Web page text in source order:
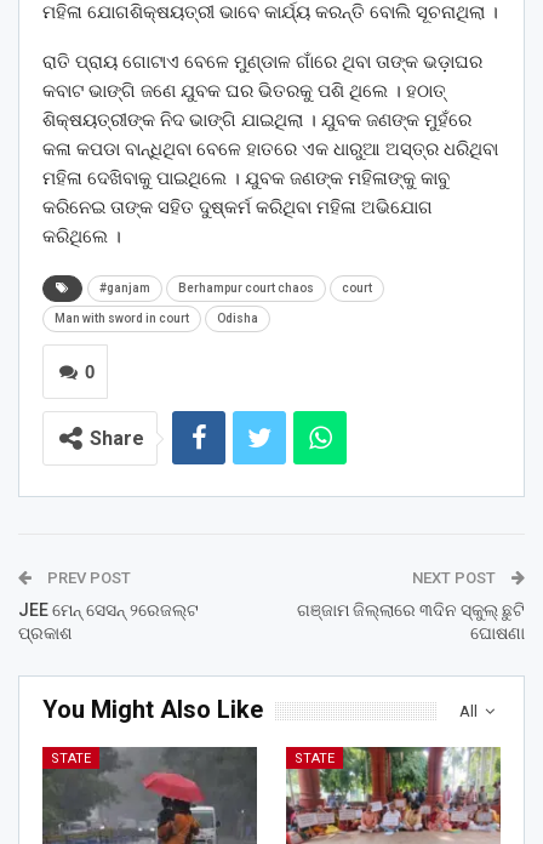
ମହିଳା ଯୋଗଶିକ୍ଷୟତ୍ରୀ ଭାବେ କାର୍ଯ୍ୟ କରନ୍ତି ବୋଲି ସୂଚନାଥିଲା ।
ରାତି ପ୍ରାୟ ଗୋଟାଏ ବେଳେ ମୁଣ୍ଡାଳ ଗାଁରେ ଥିବା ତାଙ୍କ ଭଡ଼ାଘର
କବାଟ ଭାଙ୍ଗି ଜଣେ ଯୁବକ ଘର ଭିତରକୁ ପଶି ଥିଲେ । ହଠାତ୍
ଶିକ୍ଷୟତ୍ରୀଙ୍କ ନିଦ ଭାଙ୍ଗି ଯାଇଥିଲା । ଯୁବକ ଜଣଙ୍କ ମୁହଁରେ
କଳା କପଡା ବାନ୍ଧିଥିବା ବେଳେ ହାତରେ ଏକ ଧାରୁଆ ଅସ୍ତ୍ର ଧରିଥିବା
ମହିଳା ଦେଖିବାକୁ ପାଇଥିଲେ । ଯୁବକ ଜଣଙ୍କ ମହିଳାଙ୍କୁ କାବୁ
କରିନେଇ ତାଙ୍କ ସହିତ ଦୁଷ୍କର୍ମ କରିଥିବା ମହିଳା ଅଭିଯୋଗ
କରିଥିଲେ ।
#ganjam Berhampur court chaos court
Man with sword in court Odisha
0
Share
PREV POST
JEE ମେନ୍‌ ସେସନ୍‌ ୨ରେଜଲ୍ଟ
ପ୍ରକାଶ
NEXT POST
ଗଞ୍ଜାମ ଜିଲ୍ଲାରେ ୩ଦିନ ସ୍କୁଲ୍‌ ଛୁଟି
ଘୋଷଣା
All
You Might Also Like
STATE STATE